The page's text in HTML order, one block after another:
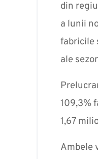
din
a lunii
fabricile
ale
109,3%
1,67
Ambele